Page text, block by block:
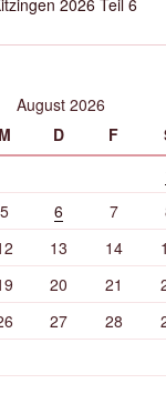
August 2026
M D F
5 6 7
13 14
20 21
27 28